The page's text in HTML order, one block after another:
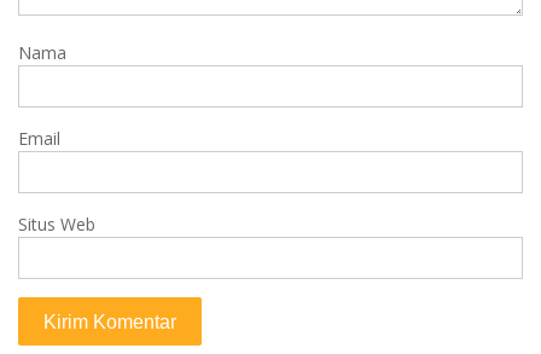
Nama
Email
Situs Web